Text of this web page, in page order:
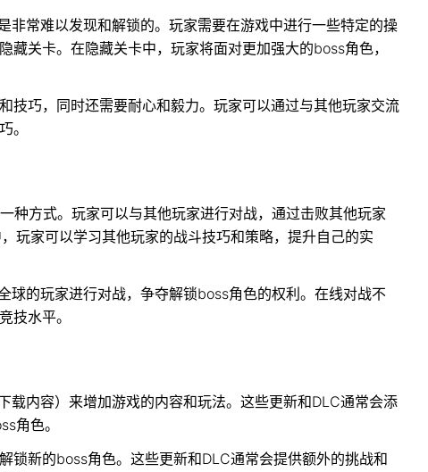
非常难以发现和解锁的。玩家需要在游戏中进行一些特定的操
藏关卡。在隐藏关卡中，玩家将面对更加强大的boss角色，
技巧，同时还需要耐心和毅力。玩家可以通过与其他玩家交流
。
种方式。玩家可以与其他玩家进行对战，通过击败其他玩家
玩家可以学习其他玩家的战斗技巧和策略，提升自己的实
球的玩家进行对战，争夺解锁boss角色的权利。在线对战不
技水平。
载内容）来增加游戏的内容和玩法。这些更新和DLC通常会添
角色。
锁新的boss角色。这些更新和DLC通常会提供额外的挑战和